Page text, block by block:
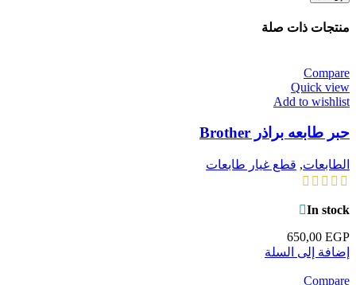
منتجات ذات صلة
Compare
Quick view
Add to wishlist
حبر طابعه براذر Brother
الطابعات, قطع غيار طابعات
In stock
650,00 EGP
إضافة إلى السلة
Compare